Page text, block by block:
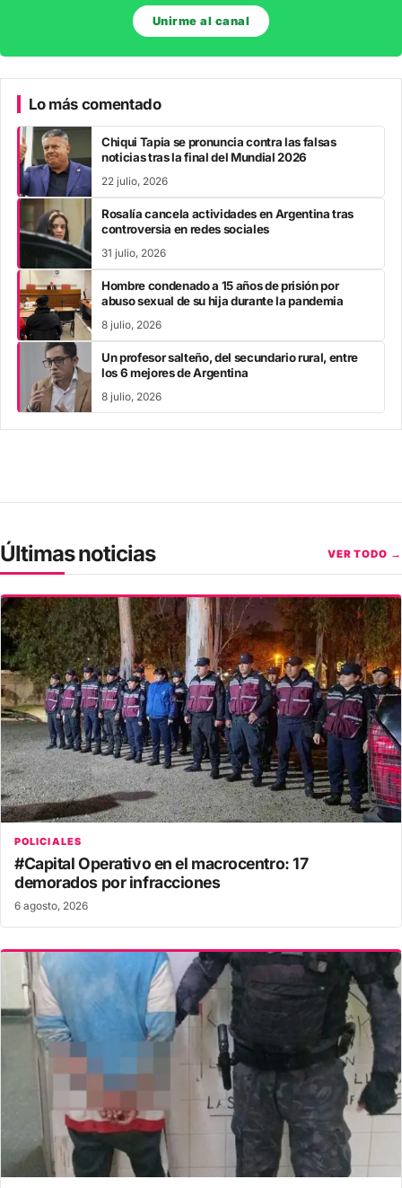
Unirme al canal
Lo más comentado
Chiqui Tapia se pronuncia contra las falsas
noticias tras la final del Mundial 2026
22 julio, 2026
Rosalía cancela actividades en Argentina tras
controversia en redes sociales
31 julio, 2026
Hombre condenado a 15 años de prisión por
abuso sexual de su hija durante la pandemia
8 julio, 2026
Un profesor salteño, del secundario rural, entre
los 6 mejores de Argentina
8 julio, 2026
Últimas noticias VER TODO →
POLICIALES
#Capital Operativo en el macrocentro: 17
demorados por infracciones
6 agosto, 2026